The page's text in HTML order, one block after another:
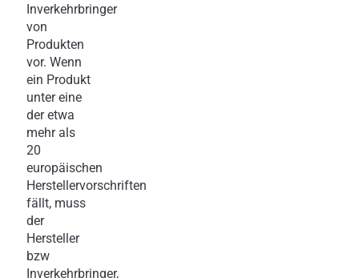
Inverkehrbringer
von
Produkten
vor. Wenn
ein Produkt
unter eine
der etwa
mehr als
20
europäischen
Herstellervorschriften
fällt, muss
der
Hersteller
bzw
Inverkehrbringer,